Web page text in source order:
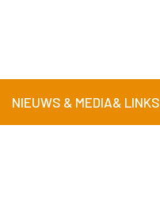
NIEUWS & MEDIA& LINKS